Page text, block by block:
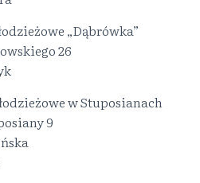
„Dąbrówka”
26
w Stuposianach
9